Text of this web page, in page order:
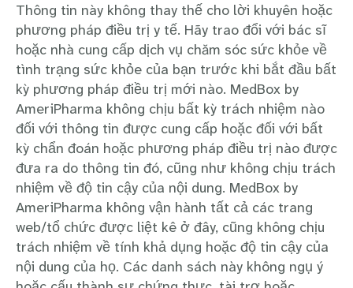
Thông tin này không thay thế cho lời khuyên hoặc
phương pháp điều trị y tế. Hãy trao đổi với bác sĩ
hoặc nhà cung cấp dịch vụ chăm sóc sức khỏe về
tình trạng sức khỏe của bạn trước khi bắt đầu bất
kỳ phương pháp điều trị mới nào. MedBox by
AmeriPharma không chịu bất kỳ trách nhiệm nào
đối với thông tin được cung cấp hoặc đối với bất
kỳ chẩn đoán hoặc phương pháp điều trị nào được
đưa ra do thông tin đó, cũng như không chịu trách
nhiệm về độ tin cậy của nội dung. MedBox by
AmeriPharma không vận hành tất cả các trang
web/tổ chức được liệt kê ở đây, cũng không chịu
trách nhiệm về tính khả dụng hoặc độ tin cậy của
nội dung của họ. Các danh sách này không ngụ ý